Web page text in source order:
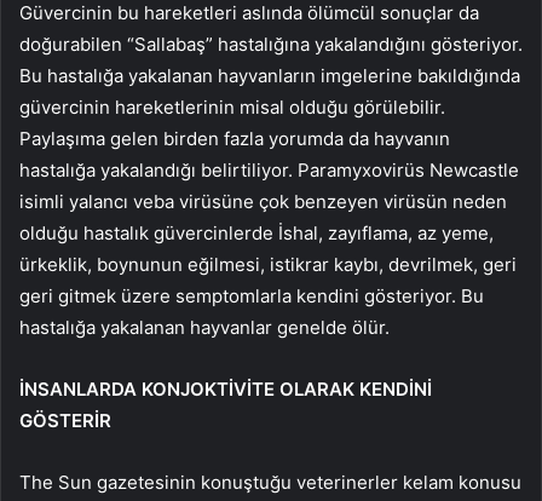
Güvercinin bu hareketleri aslında ölümcül sonuçlar da
doğurabilen “Sallabaş” hastalığına yakalandığını gösteriyor.
Bu hastalığa yakalanan hayvanların imgelerine bakıldığında
güvercinin hareketlerinin misal olduğu görülebilir.
Paylaşıma gelen birden fazla yorumda da hayvanın
hastalığa yakalandığı belirtiliyor. Paramyxovirüs Newcastle
isimli yalancı veba virüsüne çok benzeyen virüsün neden
olduğu hastalık güvercinlerde İshal, zayıflama, az yeme,
ürkeklik, boynunun eğilmesi, istikrar kaybı, devrilmek, geri
geri gitmek üzere semptomlarla kendini gösteriyor. Bu
hastalığa yakalanan hayvanlar genelde ölür.
İNSANLARDA KONJOKTİVİTE OLARAK KENDİNİ
GÖSTERİR
The Sun gazetesinin konuştuğu veterinerler kelam konusu